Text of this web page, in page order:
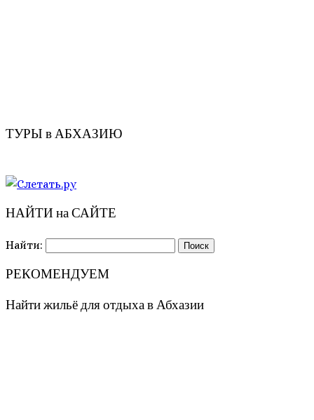
ТУРЫ в АБХАЗИЮ
НАЙТИ на САЙТЕ
Найти:
РЕКОМЕНДУЕМ
Найти жильё для отдыха в Абхазии